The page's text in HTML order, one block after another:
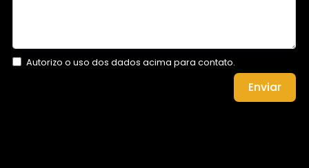
Autorizo o uso dos dados acima para contato.
Enviar